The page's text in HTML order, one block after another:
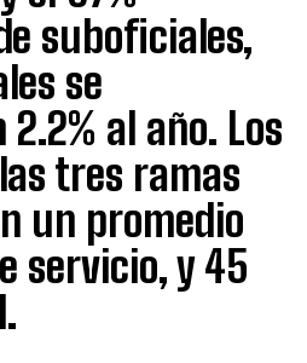
suboficiales,
se
al año. Los
tres ramas
un promedio
servicio, y 45